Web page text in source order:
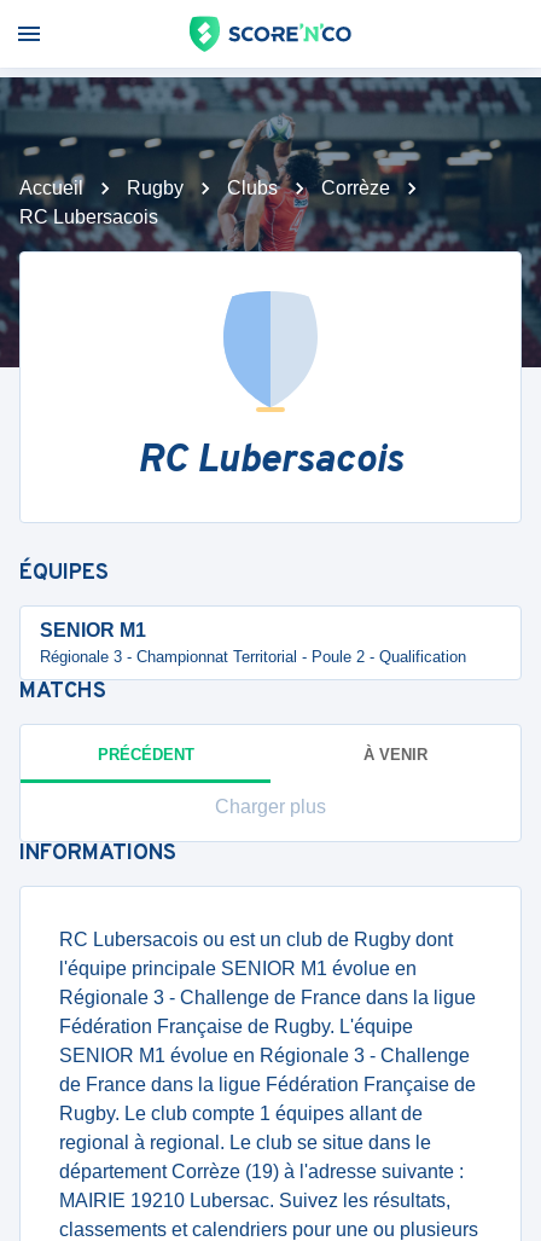
Accueil Rugby Clubs
Corrèze
RC Lubersacois
RC Lubersacois
ÉQUIPES
SENIOR M1
Régionale 3 - Championnat Territorial - Poule 2 - Qualification
MATCHS
PRÉCÉDENT À VENIR
Charger plus
INFORMATIONS
RC Lubersacois ou est un club de Rugby dont
l'équipe principale SENIOR M1 évolue en
Régionale 3 - Challenge de France dans la ligue
Fédération Française de Rugby. L'équipe
SENIOR M1 évolue en Régionale 3 - Challenge
de France dans la ligue Fédération Française de
Rugby. Le club compte 1 équipes allant de
regional à regional. Le club se situe dans le
département Corrèze (19) à l'adresse suivante :
MAIRIE 19210 Lubersac. Suivez les résultats,
classements et calendriers pour une ou plusieurs